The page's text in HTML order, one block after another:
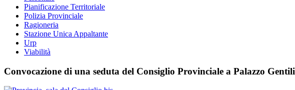
Pianificazione Territoriale
Polizia Provinciale
Ragioneria
Stazione Unica Appaltante
Urp
Viabilità
Convocazione di una seduta del Consiglio Provinciale a Palazzo Gentili